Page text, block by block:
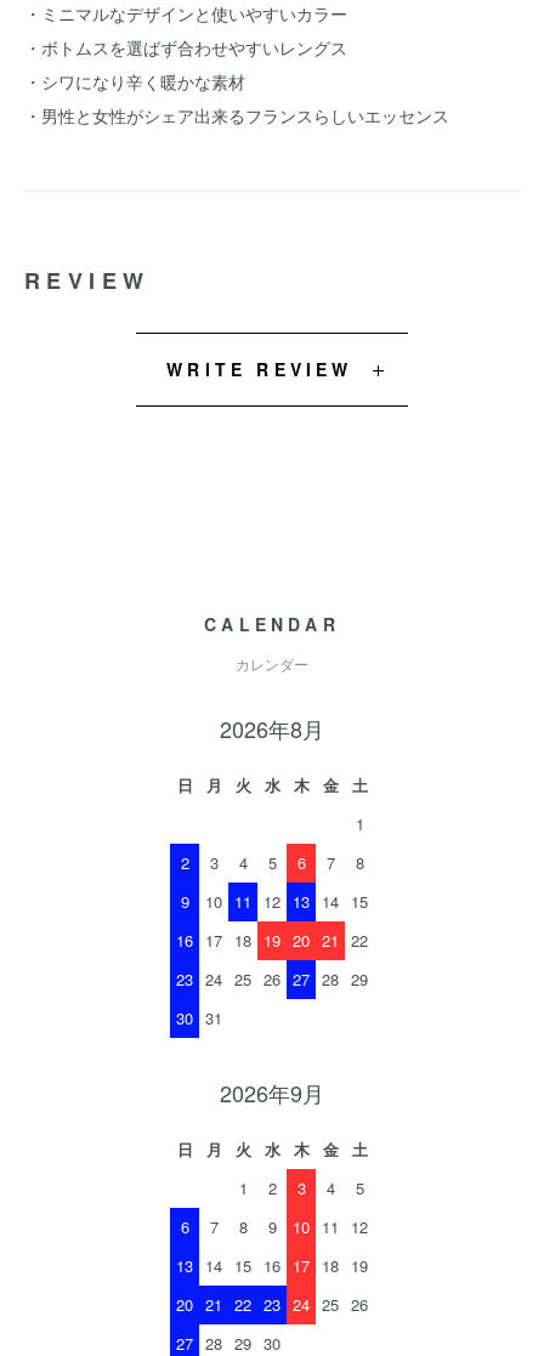
・ミニマルなデザインと使いやすいカラー
・ボトムスを選ばず合わせやすいレングス
・シワになり辛く暖かな素材
・男性と女性がシェア出来るフランスらしいエッセンス
REVIEW
WRITE REVIEW
CALENDAR
カレンダー
2026年8月
日 月 火 水 木 金
土
1
2
3 4 5 6 7
8
9
10 11 12 13 14 15
16 17 18 19 20 21
22
23 24 25 26 27 28 29
30 31
2026年9月
日 月 火 水 木 金
土
1
2 3 4
5
6
7 8 9 10 11
12
13 14 15 16 17 18 19
20 21 22 23 24 25 26
27 28 29 30